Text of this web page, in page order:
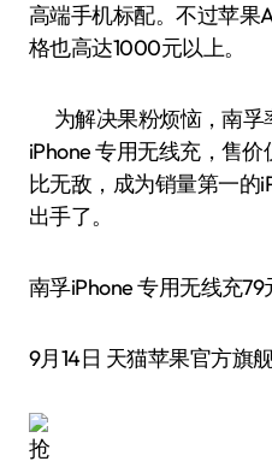
高端手机标配。不过苹果
格也高达1000元以上。
为解决果粉烦恼，南孚
iPhone 专用无线充，售
比无敌，成为销量第一的
出手了。
南孚iPhone 专用无线充79
9月14日 天猫苹果官方旗